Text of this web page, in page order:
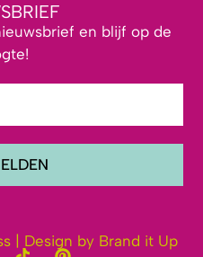
en blijf op de
| Design by Brand it Up